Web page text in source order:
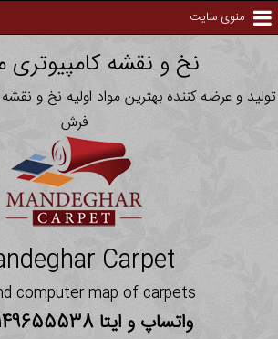
منوی سایت
نخ و نقشه کامپیوتری
تولید و عرضه کننده بهترین مواد اولیه نخ و
فرش
Carpet
computer map of carpets
واتساپ و ایتا 09149655538